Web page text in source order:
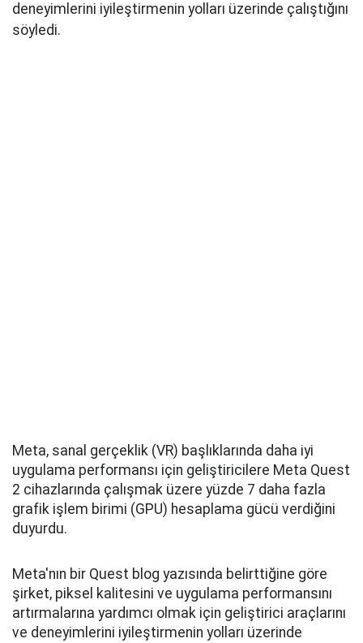
deneyimlerini iyileştirmenin yolları üzerinde çalıştığını
söyledi.
Meta, sanal gerçeklik (VR) başlıklarında daha iyi
uygulama performansı için geliştiricilere Meta Quest
2 cihazlarında çalışmak üzere yüzde 7 daha fazla
grafik işlem birimi (GPU) hesaplama gücü verdiğini
duyurdu.
Meta'nın bir Quest blog yazısında belirttiğine göre
şirket, piksel kalitesini ve uygulama performansını
artırmalarına yardımcı olmak için geliştirici araçlarını
ve deneyimlerini iyileştirmenin yolları üzerinde